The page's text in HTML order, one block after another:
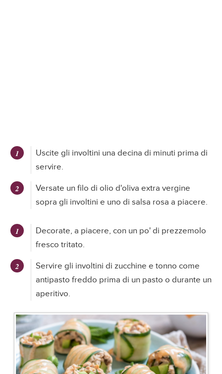
Uscite gli involtini una decina di minuti prima di
servire.
Versate un filo di olio d'oliva extra vergine
sopra gli involtini e uno di salsa rosa a piacere.
Decorate, a piacere, con un po' di prezzemolo
fresco tritato.
Servire gli involtini di zucchine e tonno come
antipasto freddo prima di un pasto o durante un
aperitivo.